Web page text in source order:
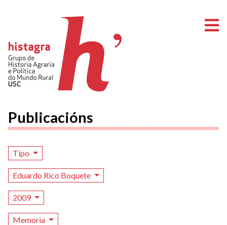
Publicacións
Tipo
Eduardo Rico Boquete
2009
Memoria